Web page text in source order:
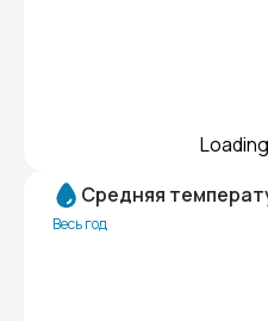
Средняя
Весь год